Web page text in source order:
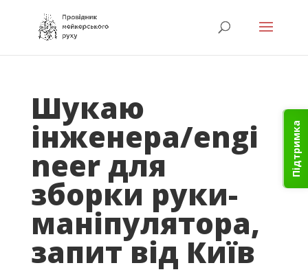
Підтримка
Шукаю
інженера/engi
neer для
зборки руки-
маніпулятора,
запит від Київ